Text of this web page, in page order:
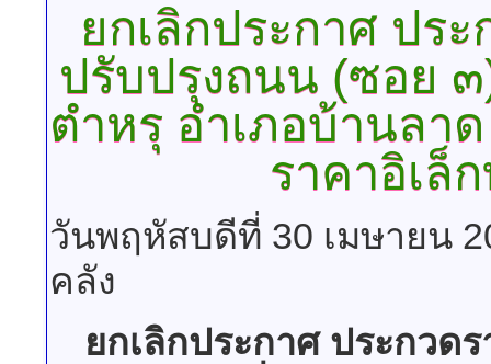
ยกเลิกประกาศ ปร
ปรับปรุงถนน (ซอย
ตำหรุ อำเภอบ้านลา
ราคาอิเล็
วันพฤหัสบดีที่ 30 เมษายน
คลัง
ยกเลิกประกาศ ประกวด